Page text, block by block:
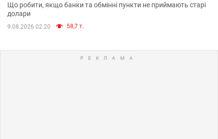
Що робити, якщо банки та обмінні пункти не приймають старі
долари
9.08.2026 02:20 58,7 т.